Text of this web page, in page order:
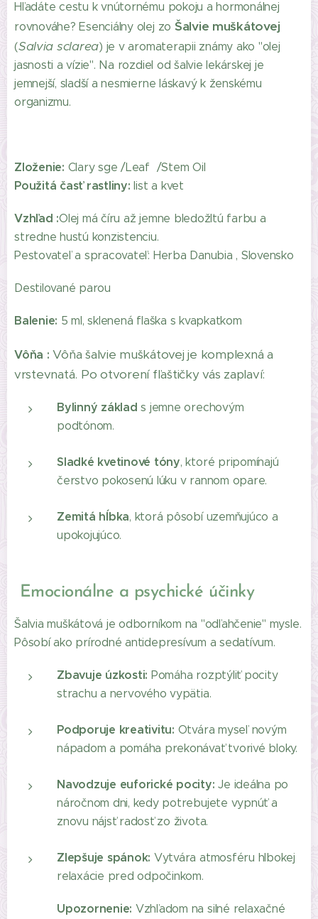
Hľadáte cestu k vnútornému pokoju a hormonálnej
rovnováhe? Esenciálny olej zo Šalvie muškátovej
(Salvia sclarea) je v aromaterapii známy ako "olej
jasnosti a vízie". Na rozdiel od šalvie lekárskej je
jemnejší, sladší a nesmierne láskavý k ženskému
organizmu.
Zloženie: Clary sge /Leaf /Stem Oil
Použitá časť rastliny: list a kvet
Vzhľad :Olej má číru až jemne bledožltú farbu a
stredne hustú konzistenciu.
Pestovateľ a spracovateľ: Herba Danubia , Slovensko
Destilované parou
Balenie: 5 ml, sklenená flaška s kvapkatkom
Vôňa : Vôňa šalvie muškátovej je komplexná a
vrstevnatá. Po otvorení fľaštičky vás zaplaví:
Bylinný základ s jemne orechovým
podtónom.
Sladké kvetinové tóny, ktoré pripomínajú
čerstvo pokosenú lúku v rannom opare.
Zemitá hĺbka, ktorá pôsobí uzemňujúco a
upokojujúco.
Emocionálne a psychické účinky
Šalvia muškátová je odborníkom na "odľahčenie" mysle.
Pôsobí ako prírodné antidepresívum a sedatívum.
Zbavuje úzkosti: Pomáha rozptýliť pocity
strachu a nervového vypätia.
Podporuje kreativitu: Otvára myseľ novým
nápadom a pomáha prekonávať tvorivé bloky.
Navodzuje euforické pocity: Je ideálna po
náročnom dni, kedy potrebujete vypnúť a
znovu nájsť radosť zo života.
Zlepšuje spánok: Vytvára atmosféru hlbokej
relaxácie pred odpočinkom.
Upozornenie: Vzhľadom na silné relaxačné